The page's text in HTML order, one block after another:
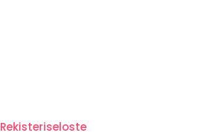
Rekisteriseloste